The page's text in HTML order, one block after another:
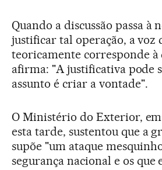
Quando a discussão passa à
justificar tal operação, a voz
teoricamente corresponde à
afirma: "A justificativa pode
assunto é criar a vontade".
O Ministério do Exterior,
esta tarde, sustentou que a
supõe "um ataque
segurança nacional e os que